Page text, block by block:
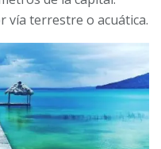
vía terrestre o acuática.